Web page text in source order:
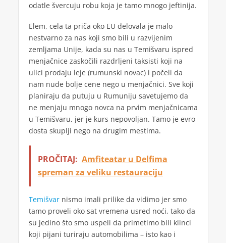
odatle švercuju robu koja je tamo mnogo jeftinija.
Elem, cela ta priča oko EU delovala je malo
nestvarno za nas koji smo bili u razvijenim
zemljama Unije, kada su nas u Temišvaru ispred
menjačnice zaskočili razdrljeni taksisti koji na
ulici prodaju leje (rumunski novac) i počeli da
nam nude bolje cene nego u menjačnici. Sve koji
planiraju da putuju u Rumuniju savetujemo da
ne menjaju mnogo novca na prvim menjačnicama
u Temišvaru, jer je kurs nepovoljan. Tamo je evro
dosta skuplji nego na drugim mestima.
PROČITAJ: Amfiteatar u Delfima
spreman za veliku restauraciju
Temišvarnismo imali prilike da vidimo jer smo
tamo proveli oko sat vremena usred noći, tako da
su jedino što smo uspeli da primetimo bili klinci
koji pijani turiraju automobilima – isto kao i